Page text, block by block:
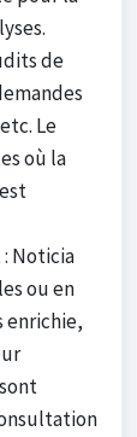
de
Le
où la
: Noticia
ou en
enrichie,